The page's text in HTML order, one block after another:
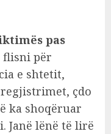
pas
flisni për
e shtetit,
çdo
ka shoqëruar
Janë lënë të lirë